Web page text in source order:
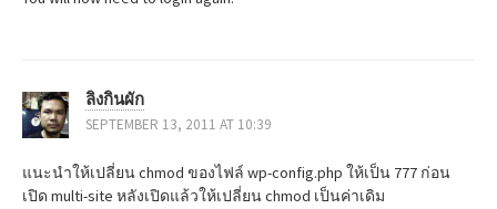
ลิงกินผัก
SEPTEMBER 13, 2011 AT 10:39
แนะนำให้เปลี่ยน chmod ของไฟล์ wp-config.php ให้เป็น 777 ก่อน
เปิด multi-site หลังเปิดแล้วให้เปลี่ยน chmod เป็นค่าเดิม